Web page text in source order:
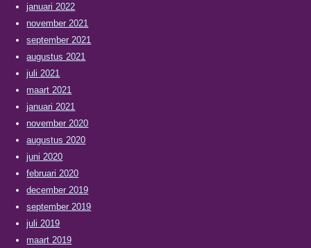
januari 2022
november 2021
september 2021
augustus 2021
juli 2021
maart 2021
januari 2021
november 2020
augustus 2020
juni 2020
februari 2020
december 2019
september 2019
juli 2019
maart 2019